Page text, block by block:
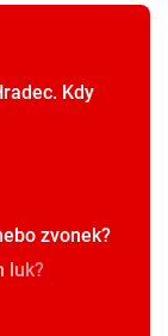
Kdy
zvonek?
luk?